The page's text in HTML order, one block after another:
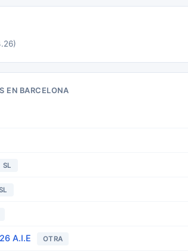
EN BARCELONA
SL
A.I.E OTRA